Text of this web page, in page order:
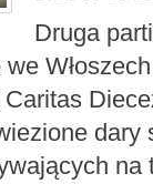
Druga
Caritas
dary
na